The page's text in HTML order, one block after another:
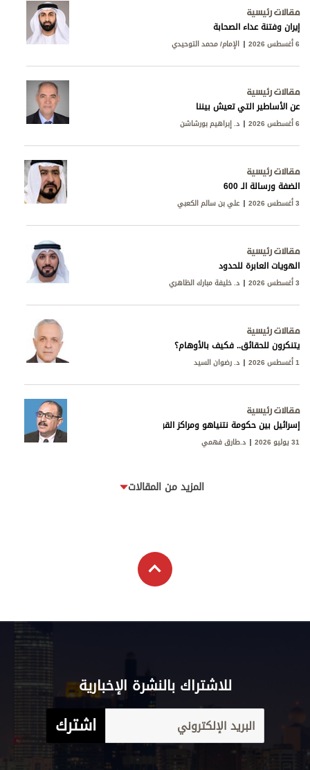
مقالات رئيسية
إيران وفتنة عداء الصحابة
6 أغسطس 2026 الإمام/ محمد التوحيدي
مقالات رئيسية
عن الأساطير التي تعيش بيننا
6 أغسطس 2026 د. إبراهيم بورشاشن
مقالات رئيسية
الضفة ورسالة الـ 600
3 أغسطس 2026 علي بن سالم الكعبي
مقالات رئيسية
الهويات العابرة للحدود
3 أغسطس 2026 د. خليفة مبارك الظاهري
مقالات رئيسية
يتنكرون للحقائق.. فكيف بالأوهام؟
1 أغسطس 2026 د. رضوان السيد
مقالات رئيسية
إسرائيل بين حكومة نتنياهو ومراكز القوى
31 يوليو 2026 د.طارق فهمي
المزيد من المقالات
للاشتراك بالنشرة الإخبارية
اشترك